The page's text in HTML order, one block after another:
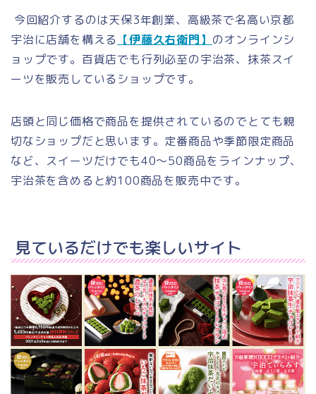
今回紹介するのは天保3年創業、高級茶で名高い京都
宇治に店舗を構える 【伊藤久右衛門】 のオンラインシ
ョップです。百貨店でも行列必至の宇治茶、抹茶スイ
ーツを販売しているショップです。
店頭と同じ価格で商品を提供されているのでとても親
切なショップだと思います。定番商品や季節限定商品
など、スイーツだけでも40～50商品をラインナップ、
宇治茶を含めると約100商品を販売中です。
見ているだけでも楽しいサイト